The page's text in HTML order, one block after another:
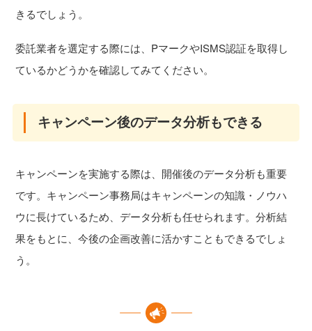
きるでしょう。
委託業者を選定する際には、PマークやISMS認証を取得し
ているかどうかを確認してみてください。
キャンペーン後のデータ分析もできる
キャンペーンを実施する際は、開催後のデータ分析も重要
です。キャンペーン事務局はキャンペーンの知識・ノウハ
ウに長けているため、データ分析も任せられます。分析結
果をもとに、今後の企画改善に活かすこともできるでしょ
う。